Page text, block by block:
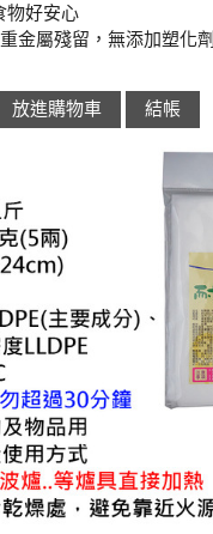
物好安心
金屬殘留，無添加塑化劑